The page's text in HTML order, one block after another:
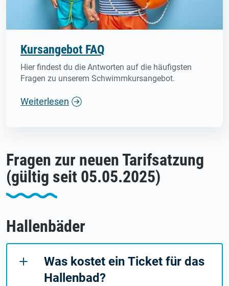
Kursangebot FAQ
Hier findest du die Antworten auf die häufigsten
Fragen zu unserem Schwimmkursangebot.
Weiterlesen
Fragen zur neuen Tarifsatzung
(gültig seit 05.05.2025)
Hallenbäder
Was kostet ein Ticket für das
Hallenbad?